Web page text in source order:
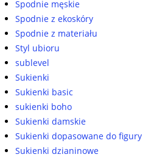
Spodnie męskie
Spodnie z ekoskóry
Spodnie z materiału
Styl ubioru
sublevel
Sukienki
Sukienki basic
sukienki boho
Sukienki damskie
Sukienki dopasowane do figury
Sukienki dzianinowe